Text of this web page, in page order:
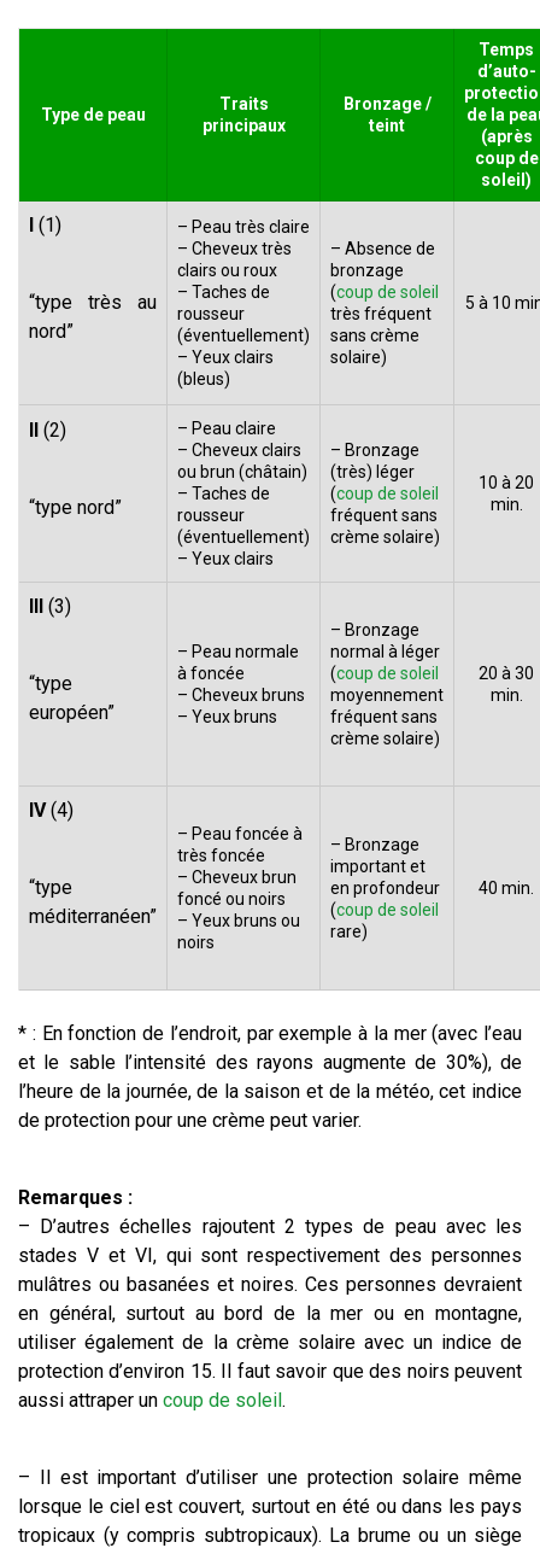
Type de peau
Traits
principaux
Bronzage /
teint
Temps
d’auto-
de la
(après
coup de
soleil)
I (1)
“type très au
nord”
– Peau très claire
– Cheveux très
clairs ou roux
– Taches de
rousseur
(éventuellement)
– Yeux clairs
(bleus)
– Absence de
bronzage
(coup de soleil
très fréquent
sans crème
solaire)
5 à 10
II (2)
“type nord”
– Peau claire
– Cheveux clairs
ou brun (châtain)
– Taches de
rousseur
(éventuellement)
– Yeux clairs
– Bronzage
(très) léger
(coup de soleil
fréquent sans
crème solaire)
10 à 20
min.
III (3)
“type
européen”
– Peau normale
à foncée
– Cheveux bruns
– Yeux bruns
– Bronzage
normal à léger
(coup de soleil
moyennement
fréquent sans
crème solaire)
20 à 30
min.
IV(4)
“type
méditerranéen”
– Peau foncée à
très foncée
– Cheveux brun
foncé ou noirs
– Yeux bruns ou
noirs
– Bronzage
important et
en profondeur
(coup de soleil
rare)
40 min.
* : En fonction de l’endroit, par exemple à la mer (avec l’eau
et le sable l’intensité des rayons augmente de 30%), de
l’heure de la journée, de la saison et de la météo, cet indice
de protection pour une crème peut varier.
Remarques :
– D’autres échelles rajoutent 2 types de peau avec les
stades V et VI, qui sont respectivement des personnes
mulâtres ou basanées et noires. Ces personnes devraient
en général, surtout au bord de la mer ou en montagne,
utiliser également de la crème solaire avec un indice de
protection d’environ 15. Il faut savoir que des noirs peuvent
aussi attraper un coup de soleil.
– Il est important d’utiliser une protection solaire même
lorsque le ciel est couvert, surtout en été ou dans les pays
tropicaux (y compris subtropicaux). La brume ou un siège